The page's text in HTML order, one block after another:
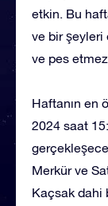
etkin. Bu
ve bir şeyleri
ve pes
Haftanın en
2024 saat
Merkür ve
Kaçsak dahi